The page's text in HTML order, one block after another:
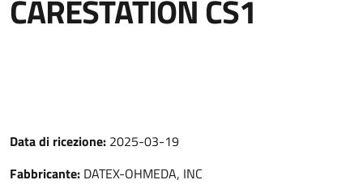
CARESTATION CS1
Data di ricezione: 2025-03-19
Fabbricante: DATEX-OHMEDA, INC